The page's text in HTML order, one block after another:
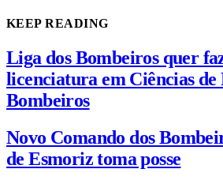
KEEP READING
Liga dos Bombeiros quer
licenciatura em Ciências
Bombeiros
Novo Comando dos
de Esmoriz toma posse